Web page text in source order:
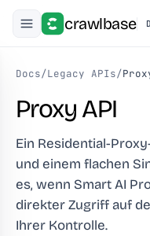
crawlbase
Docs/Legacy APIs/
Proxy API
Ein Residential-
und einem flachen
es, wenn Smart AI
direkter Zugriff auf
Ihrer Kontrolle.